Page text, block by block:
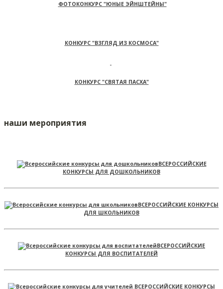
ФОТОКОНКУРС "ЮНЫЕ ЭЙНШТЕЙНЫ"
КОНКУРС "ВЗГЛЯД ИЗ КОСМОСА"
КОНКУРС "СВЯТАЯ ПАСХА"
наши мероприятия
ВСЕРОССИЙСКИЕ
КОНКУРСЫ ДЛЯ ДОШКОЛЬНИКОВ
ВСЕРОССИЙСКИЕ КОНКУРСЫ
ДЛЯ ШКОЛЬНИКОВ
ВСЕРОССИЙСКИЕ
КОНКУРСЫ ДЛЯ ВОСПИТАТЕЛЕЙ
ВСЕРОССИЙСКИЕ КОНКУРСЫ